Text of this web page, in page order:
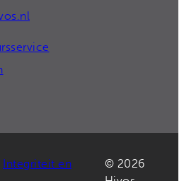
Integriteit en
© 2026